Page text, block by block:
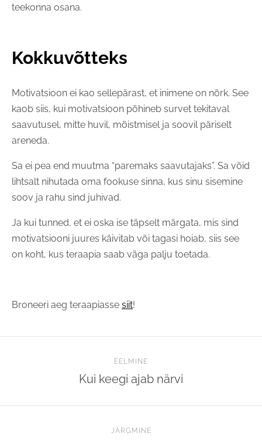
teekonna osana.
Kokkuvõtteks
Motivatsioon ei kao sellepärast, et inimene on nõrk. See
kaob siis, kui motivatsioon põhineb survet tekitaval
saavutusel, mitte huvil, mõistmisel ja soovil päriselt
areneda.
Sa ei pea end muutma “paremaks saavutajaks”. Sa võid
lihtsalt nihutada oma fookuse sinna, kus sinu sisemine
soov ja rahu sind juhivad.
Ja kui tunned, et ei oska ise täpselt märgata, mis sind
motivatsiooni juures käivitab või tagasi hoiab, siis see
on koht, kus teraapia saab väga palju toetada.
Broneeri aeg teraapiasse siit!
EELMINE
Kui keegi ajab närvi
JÄRGMINE